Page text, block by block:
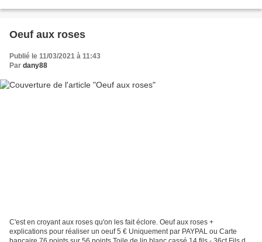
Oeuf aux roses
Publié le 11/03/2021 à 11:43
Par dany88
C'est en croyant aux roses qu'on les fait éclore. Oeuf aux roses +
explications pour réaliser un oeuf 5 € Uniquement par PAYPAL ou Carte